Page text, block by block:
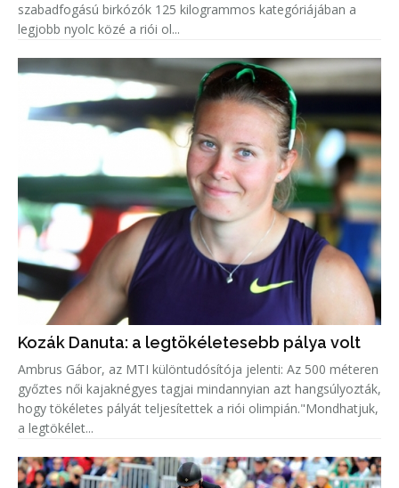
szabadfogású birkózók 125 kilogrammos kategóriájában a
legjobb nyolc közé a riói ol...
Kozák Danuta: a legtökéletesebb pálya volt
Ambrus Gábor, az MTI különtudósítója jelenti: Az 500 méteren
győztes női kajaknégyes tagjai mindannyian azt hangsúlyozták,
hogy tökéletes pályát teljesítettek a riói olimpián."Mondhatjuk,
a legtökélet...